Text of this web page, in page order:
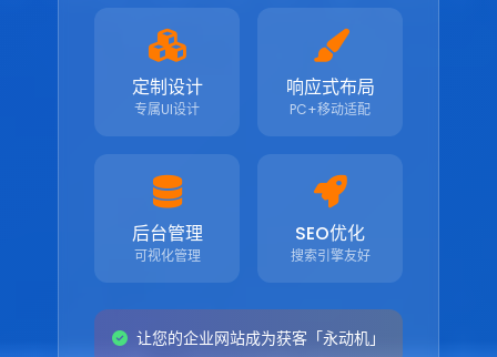
定制设计
专属UI设计
响应式布局
PC+移动适配
后台管理
可视化管理
SEO优化
搜索引擎友好
让您的企业网站成为获客「永动机」